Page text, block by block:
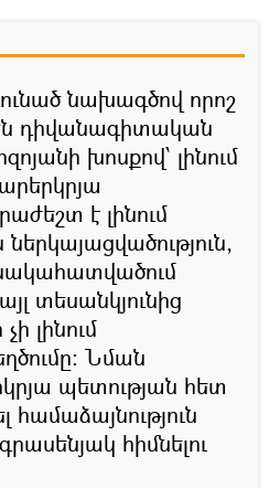
նախագծով որոշ
դիվանագիտական
խոսքով՝ լինում
է լինում
տեսանկյունից
լինում
Նման
պետության հետ
համաձայնություն
հիմնելու